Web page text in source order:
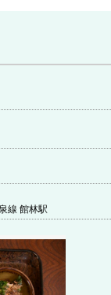
線 館林駅